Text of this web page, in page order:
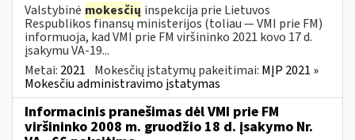
Valstybinė mokesčių inspekcija prie Lietuvos
Respublikos finansų ministerijos (toliau ― VMI prie FM)
informuoja, kad VMI prie FM viršininko 2021 kovo 17 d.
įsakymu VA-19...
Metai: 2021 Mokesčių įstatymų pakeitimai: MĮP 2021 »
Mokesčiu administravimo įstatymas
Informacinis pranešimas dėl VMI prie FM
viršininko 2008 m. gruodžio 18 d. įsakymo Nr.